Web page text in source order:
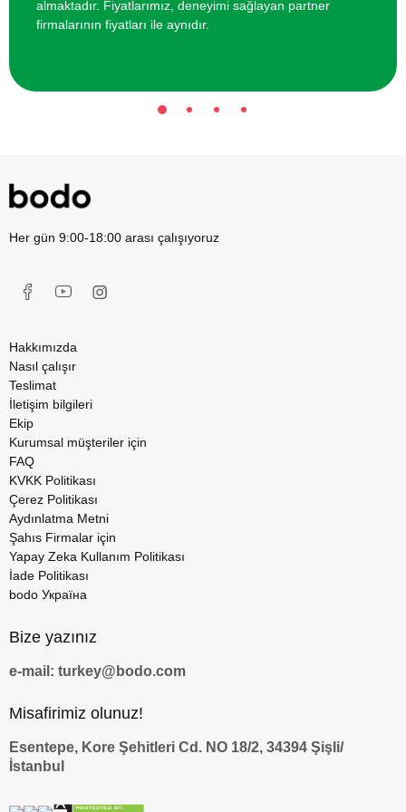
almaktadır. Fiyatlarımız, deneyimi sağlayan partner
firmalarının fiyatları ile aynıdır.
Her gün 9:00-18:00 arası çalışıyoruz
Hakkımızda
Nasıl çalışır
Teslimat
İletişim bilgileri
Ekip
Kurumsal müşteriler için
FAQ
KVKK Politikası
Çerez Politikası
Aydınlatma Metni
Şahıs Firmalar için
Yapay Zeka Kullanım Politikası
İade Politikası
bodo Україна
Bize yazınız
e-mail: turkey@bodo.com
Misafirimiz olunuz!
Esentepe, Kore Şehitleri Cd. NO 18/2, 34394 Şişli/
İstanbul